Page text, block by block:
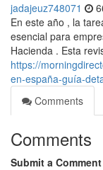
jadajeuz748071
En este año , la
esencial para
Hacienda . Esta
https://
en-españa-guía-
Comments
Comments
Submit a Comment